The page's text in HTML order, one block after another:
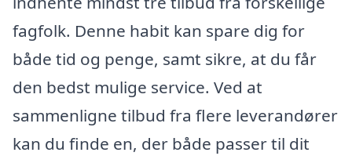
fagfolk. Denne habit kan spare dig for
både tid og penge, samt sikre, at du får
den bedst mulige service. Ved at
sammenligne tilbud fra flere leverandører
kan du finde en, der både passer til dit